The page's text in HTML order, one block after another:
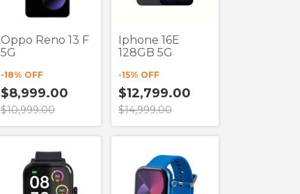
Oppo Reno 13 F
5G
-18% OFF
$8,999.00
$10,999.00
Iphone 16E
128GB 5G
-15% OFF
$12,799.00
$14,999.00